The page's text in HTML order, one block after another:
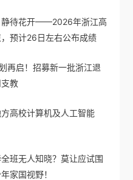
静待花开——2026年浙江高
预计26日左右公布成绩
再启！招募新一批浙江退
教
高校计算机及人工智能
班无人知晓？莫让应试围
家国视野！